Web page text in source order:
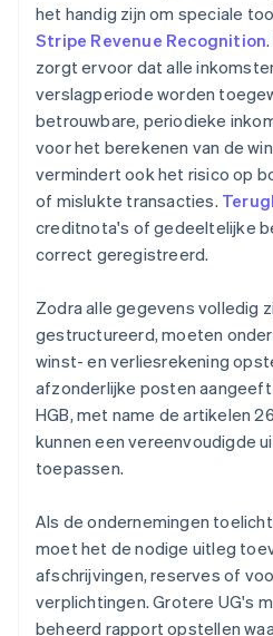
het handig zijn om speciale
Stripe Revenue Recognition
zorgt ervoor dat alle
verslagperiode worden
betrouwbare, periodieke
voor het berekenen van de
vermindert ook het risico op
of mislukte transacties.
creditnota's of gedeeltelijke
correct geregistreerd.
Zodra alle gegevens volledig
gestructureerd, moeten
winst- en verliesrekening
afzonderlijke posten
HGB, met name de artikelen
kunnen een vereenvoudigde
toepassen.
Als de ondernemingen
moet het de nodige uitleg
afschrijvingen, reserves of
verplichtingen. Grotere UG's
beheerd rapport opstellen